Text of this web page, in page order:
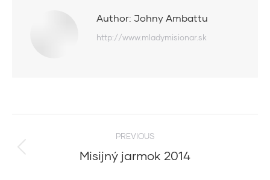
Author: Johny Ambattu
http://www.mladymisionar.sk
navigation
PREVIOUS
Previous
Misijný jarmok 2014